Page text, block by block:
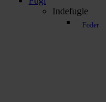
Indefugle
Foder